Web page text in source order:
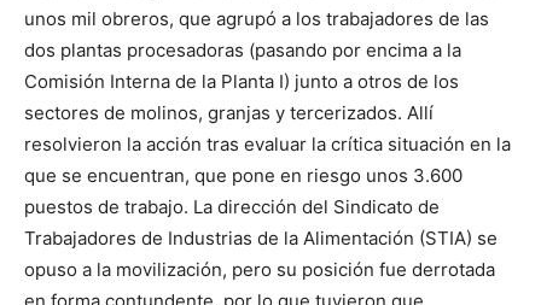
unos mil obreros, que agrupó a los trabajadores de las
dos plantas procesadoras (pasando por encima a la
Comisión Interna de la Planta I) junto a otros de los
sectores de molinos, granjas y tercerizados. Allí
resolvieron la acción tras evaluar la crítica situación en la
que se encuentran, que pone en riesgo unos 3.600
puestos de trabajo. La dirección del Sindicato de
Trabajadores de Industrias de la Alimentación (STIA) se
opuso a la movilización, pero su posición fue derrotada